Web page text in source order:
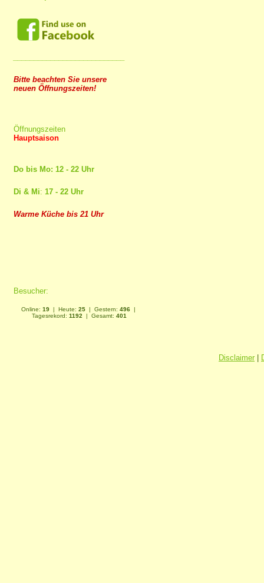
Bitte beachten Sie unsere
neuen Öffnungszeiten!
Öffnungszeiten
Hauptsaison
Do bis Mo: 12 - 22 Uhr
Di & Mi: 17 - 22 Uhr
Warme Küche bis 21 Uhr
Besucher:
Online: 19 | Heute: 25 | Gestern: 496 |
Tagesrekord: 1192 | Gesamt: 401
Disclaimer